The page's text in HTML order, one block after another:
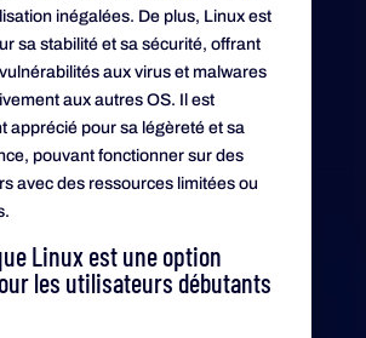
inégalées. De plus, Linux est
sa stabilité et sa sécurité, offrant
aux virus et malwares
aux autres OS. Il est
apprécié pour sa légèreté et sa
pouvant fonctionner sur des
avec des ressources limitées ou
Linux est une option
les utilisateurs débutants